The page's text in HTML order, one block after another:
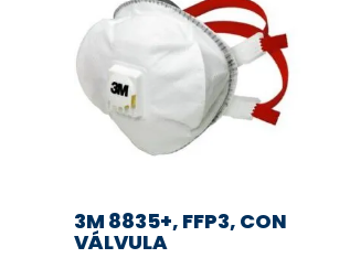
3M 8835+, FFP3, CON
VÁLVULA